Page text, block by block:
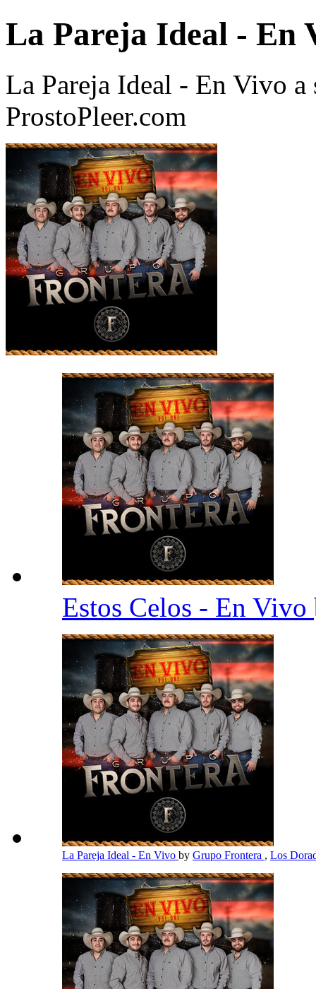
La Pareja Ideal - En
La Pareja Ideal - En Vivo
ProstoPleer.com
Estos Celos - En Vivo
La Pareja Ideal - En Vivo by Grupo Frontera , Los